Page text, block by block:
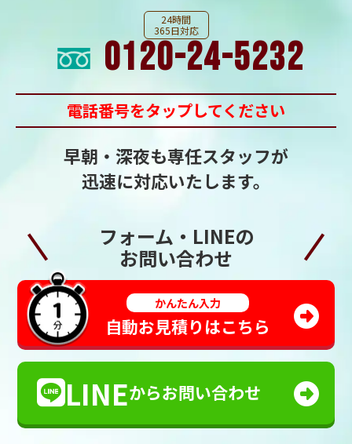
24時間
365日対応
0120-24-5232
電話番号をタップしてください
早朝・深夜も専任スタッフが
迅速に対応いたします。
フォーム・LINEの
お問い合わせ
かんたん入力
自動お見積りはこちら
LINEからお問い合わせ